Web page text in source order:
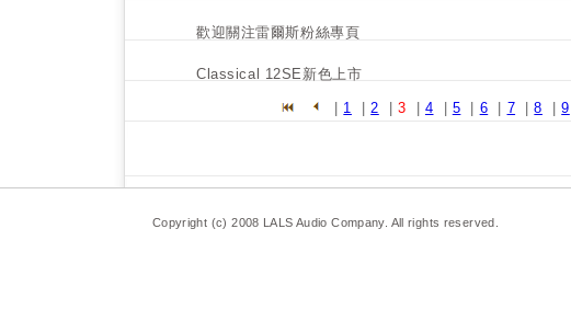
歡迎關注雷爾斯粉絲專頁
Classical 12SE新色上市
1 |2 |3 4 5 6 7 |8 |9
Copyright (c) 2008 LALS Audio Company. All rights reserved.